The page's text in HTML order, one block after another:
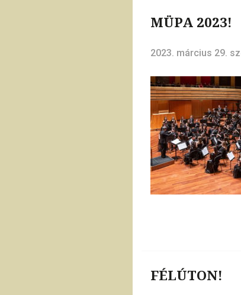
MÜPA 2023!
2023. március 29.
FÉLÚTON!